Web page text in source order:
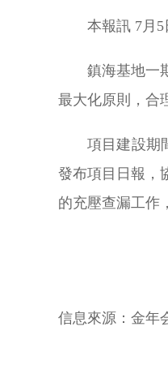
本報訊 7月
鎮海基地一
最大化原則，合
項目建設期
發布項目日報，
的充壓查漏工作
信息來源： 金年